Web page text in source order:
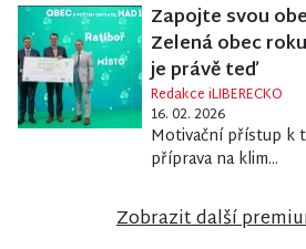
Zapojte svou
Zelená obec
je právě teď
Redakce iLIBERECKO
16. 02. 2026
Motivační přístup k
příprava na klim...
Zobrazit další